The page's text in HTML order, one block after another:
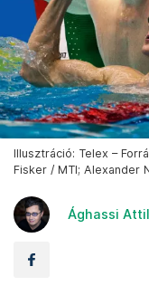
Illusztráció: Telex –
Fisker / MTI; Alexander
Ághassi